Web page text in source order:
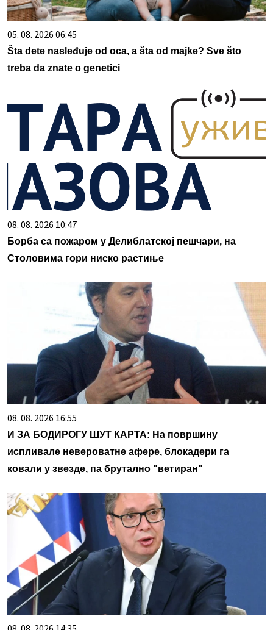
05. 08. 2026 06:45
Šta dete nasleđuje od oca, a šta od majke? Sve što
treba da znate o genetici
08. 08. 2026 10:47
Борба са пожаром у Делиблатској пешчари, на
Столовима гори ниско растиње
08. 08. 2026 16:55
И ЗА БОДИРОГУ ШУТ КАРТА: На површину
испливале невероватне афере, блокадери га
ковали у звезде, па брутално "ветиран"